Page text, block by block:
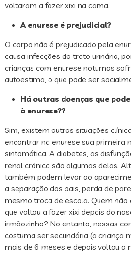
voltaram a fazer xixi na cama.
A enurese é prejudicial?
O corpo não é prejudicado pela
causa infecções do trato urinário,
crianças com enurese noturnas
autoestima, o que pode ser
Há outras doenças que
à enurese??
Sim, existem outras situações
encontrar na enurese sua primeira
sintomática. A diabetes, as
renal crônica são algumas delas.
também podem levar ao
a separação dos pais, perda de
mesmo troca de escola. Quem não
que voltou a fazer xixi depois do
irmãozinho? No entanto, nessas
costuma ser secundária (a criança
mais de 6 meses e depois voltou a